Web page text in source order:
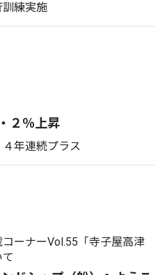
訓練実施
２％上昇
年連続プラス
ーナーVol.55「寺子屋高津